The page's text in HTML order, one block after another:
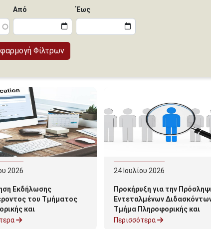
Από Έως
2026
Εκδήλωσης
του Τμήματος
και
για την
24 Ιουλίου 2026
Προκήρυξη για την
Εντεταλμένων
Τμήμα Πληροφορικής και
Τηλεπικοινωνιών για το
Περισσότερα